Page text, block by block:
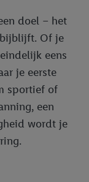
doel – het
Of je
eens
je eerste
sportief of
een
wordt je